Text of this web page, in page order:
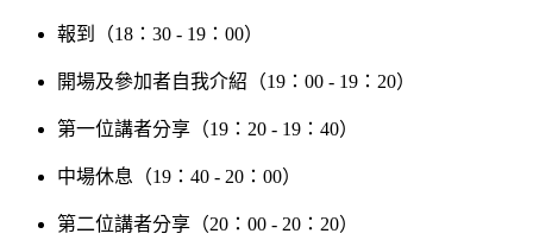
報到（18：30 - 19：00）
開場及參加者自我介紹（19：00 - 19：20）
第一位講者分享（19：20 - 19：40）
中場休息（19：40 - 20：00）
第二位講者分享（20：00 - 20：20）